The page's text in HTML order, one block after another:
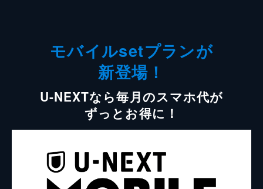
モバイルsetプランが
新登場！
U-NEXTなら毎月のスマホ代が
ずっとお得に！